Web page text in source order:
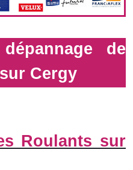
de
Cergy
Roulants sur